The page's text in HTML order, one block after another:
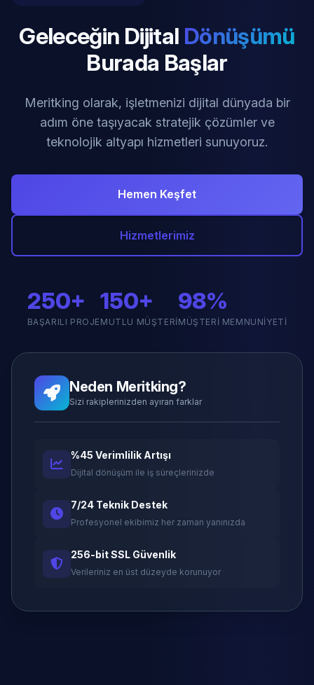
Geleceğin Dijital Dönüşümü
Burada Başlar
Meritking olarak, işletmenizi dijital dünyada bir
adım öne taşıyacak stratejik çözümler ve
teknolojik altyapı hizmetleri sunuyoruz.
Hemen Keşfet
Hizmetlerimiz
250+
BAŞARILI PROJE
150+
MUTLU MÜŞTERI
98%
MÜŞTERI MEMNUNIYETI
Neden Meritking?
Sizi rakiplerinizden ayıran farklar
%45 Verimlilik Artışı
Dijital dönüşüm ile iş süreçlerinizde
7/24 Teknik Destek
Profesyonel ekibimiz her zaman yanınızda
256-bit SSL Güvenlik
Verileriniz en üst düzeyde korunuyor